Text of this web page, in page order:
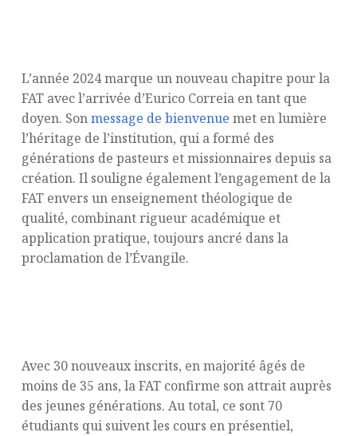
L’année 2024 marque un nouveau chapitre pour la
FAT avec l’arrivée d’Eurico Correia en tant que
doyen. Sonmessage de bienvenue met en lumière
l’héritage de l’institution, qui a formé des
générations de pasteurs et missionnaires depuis sa
création. Il souligne également l’engagement de la
FAT envers un enseignement théologique de
qualité, combinant rigueur académique et
application pratique, toujours ancré dans la
proclamation de l’Évangile.
Avec 30 nouveaux inscrits, en majorité âgés de
moins de 35 ans, la FAT confirme son attrait auprès
des jeunes générations. Au total, ce sont 70
étudiants qui suivent les cours en présentiel,